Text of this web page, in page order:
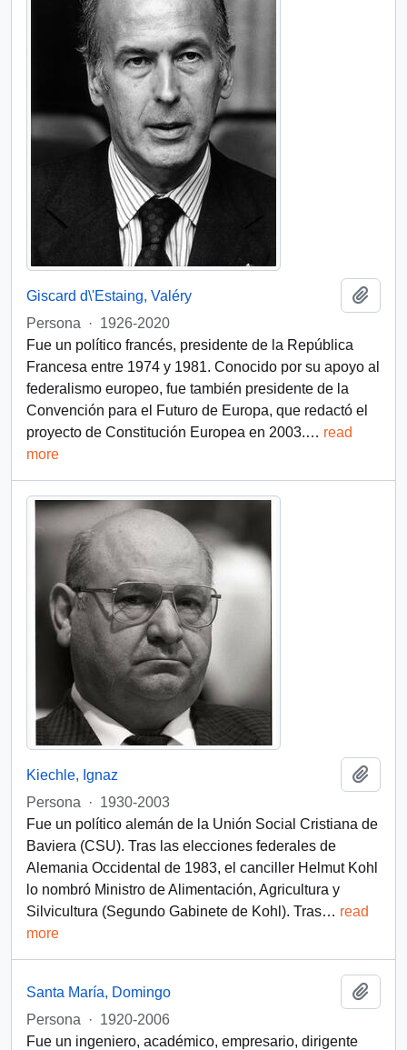
Giscard d\'Estaing, Valéry
Persona
· 1926-2020
Fue un político francés, presidente de la República
Francesa entre 1974 y 1981. Conocido por su apoyo al
federalismo europeo, fue también presidente de la
Convención para el Futuro de Europa, que redactó el
proyecto de Constitución Europea en 2003.… read
more
Kiechle, Ignaz
Persona
· 1930-2003
Fue un político alemán de la Unión Social Cristiana de
Baviera (CSU). Tras las elecciones federales de
Alemania Occidental de 1983, el canciller Helmut Kohl
lo nombró Ministro de Alimentación, Agricultura y
Silvicultura (Segundo Gabinete de Kohl). Tras… read
more
Santa María, Domingo
Persona
· 1920-2006
Fue un ingeniero, académico, empresario, dirigente